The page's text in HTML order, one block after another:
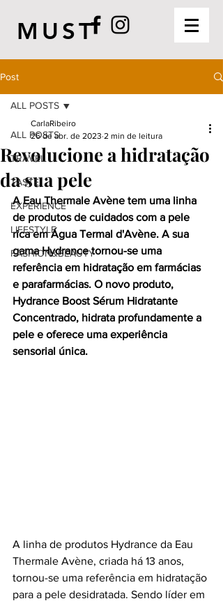
MUST
Post
ALL POSTS
TRAVEL
TASTE
EXPERIENCE
LIFESTYLE
FASHION&BEAUTY
ALL POSTS
Revolucione a hidratação
da sua pele
CarlaRibeiro
26 de abr. de 2023 2 min de leitura
A Eau Thermale Avène tem uma linha
de produtos de cuidados com a pele
rica em Água Termal d'Avène. A sua
gama Hydrance tornou-se uma
referência em hidratação em farmácias
e parafarmácias. O novo produto,
Hydrance Boost Sérum Hidratante
Concentrado, hidrata profundamente a
pele e oferece uma experiência
sensorial única.
A linha de produtos Hydrance da Eau
Thermale Avène, criada há 13 anos,
tornou-se uma referência em hidratação
para a pele desidratada. Sendo líder em